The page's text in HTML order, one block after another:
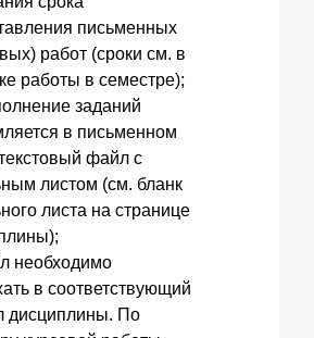
письменных
работ (сроки см. в
работы в семестре);
заданий
в письменном
файл с
листом (см. бланк
листа на странице
необходимо
в соответствующий
дисциплины. По